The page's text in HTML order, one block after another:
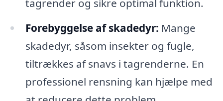
tagrender og sikre optimal funktion.
Forebyggelse af skadedyr: Mange
skadedyr, såsom insekter og fugle,
tiltrækkes af snavs i tagrenderne. En
professionel rensning kan hjælpe med